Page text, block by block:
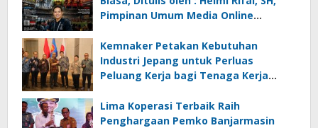
Pimpinan Umum Media Online
Kemnaker Petakan Kebutuhan
Industri Jepang untuk Perluas
Peluang Kerja bagi Tenaga Kerja
Lima Koperasi Terbaik Raih
Penghargaan Pemko Banjarmasin